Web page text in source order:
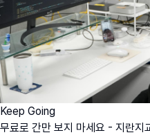
Keep Going
무료로 간만 보지 마세요 - 지란